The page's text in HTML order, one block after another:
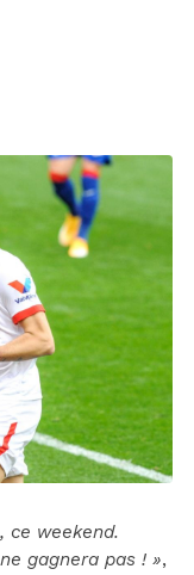
ce weekend.
gagnera pas ! »,